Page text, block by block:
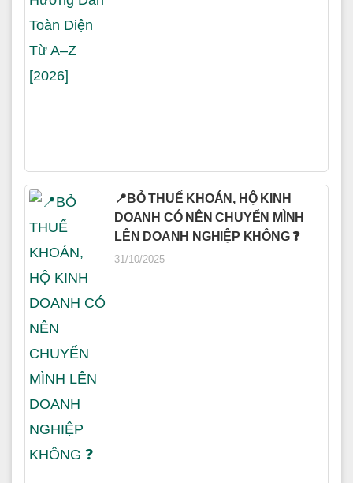
📍BỎ THUẾ KHOÁN, HỘ KINH
DOANH CÓ NÊN CHUYỂN MÌNH
LÊN DOANH NGHIỆP KHÔNG ❓
31/10/2025